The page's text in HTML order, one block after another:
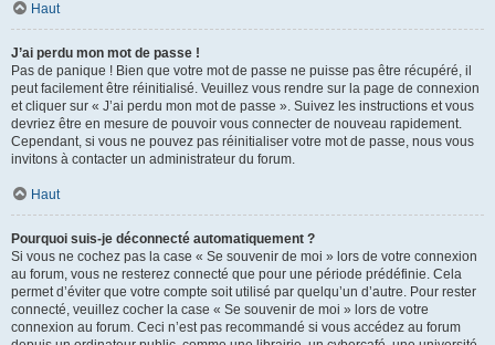
Haut
J’ai perdu mon mot de passe !
Pas de panique ! Bien que votre mot de passe ne puisse pas être récupéré, il
peut facilement être réinitialisé. Veuillez vous rendre sur la page de connexion
et cliquer sur « J’ai perdu mon mot de passe ». Suivez les instructions et vous
devriez être en mesure de pouvoir vous connecter de nouveau rapidement.
Cependant, si vous ne pouvez pas réinitialiser votre mot de passe, nous vous
invitons à contacter un administrateur du forum.
Haut
Pourquoi suis-je déconnecté automatiquement ?
Si vous ne cochez pas la case « Se souvenir de moi » lors de votre connexion
au forum, vous ne resterez connecté que pour une période prédéfinie. Cela
permet d’éviter que votre compte soit utilisé par quelqu’un d’autre. Pour rester
connecté, veuillez cocher la case « Se souvenir de moi » lors de votre
connexion au forum. Ceci n’est pas recommandé si vous accédez au forum